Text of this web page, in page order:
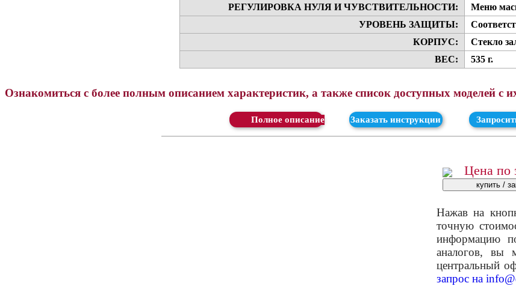
РЕГУЛИРОВКА НУЛЯ И ЧУВСТВИТЕЛЬНОСТИ:
Меню
УРОВЕНЬ ЗАЩИТЫ:
КОРПУС:
Стекло
ВЕС:
535 г.
Ознакомиться с более полным описанием характеристик, а также список доступных моделей с
Скачать Заказать инструкции
Цена по
Нажав на
точную
информацию
аналогов, вы
центральный
запрос на